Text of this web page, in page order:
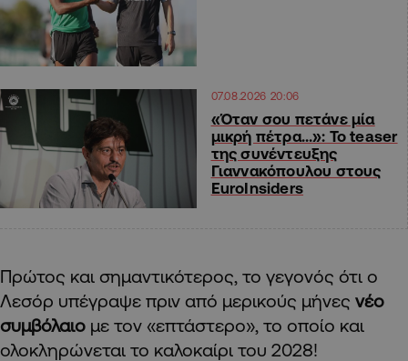
07.08.2026 20:06
«Όταν σου πετάνε μία
μικρή πέτρα…»: Το teaser
της συνέντευξης
Γιαννακόπουλου στους
EuroInsiders
Πρώτος και σημαντικότερος, το γεγονός ότι ο
Λεσόρ υπέγραψε πριν από μερικούς μήνες νέο
συμβόλαιο με τον «επτάστερο», το οποίο και
ολοκληρώνεται το καλοκαίρι του 2028!